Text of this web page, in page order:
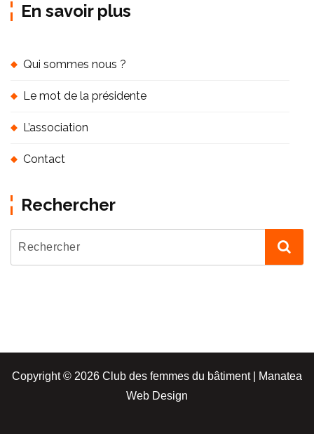
En savoir plus
Qui sommes nous ?
Le mot de la présidente
L’association
Contact
Rechercher
Copyright © 2026 Club des femmes du bâtiment | Manatea
Web Design